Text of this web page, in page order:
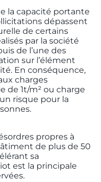
la capacité portante
dépassent
de certains
par la société
de l’une des
sur l’élément
En conséquence,
charges
de 1t/m² ou charge
risque pour la
propres à
de plus de 50
sa
est la principale